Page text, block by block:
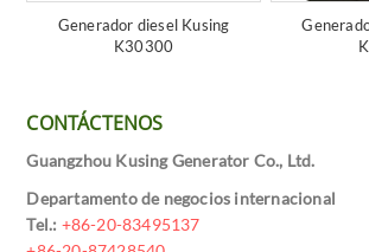
Generador diesel Kusing
K30300
CONTÁCTENOS
Guangzhou Kusing Generator Co., Ltd.
Departamento de negocios internacional
Tel.: +86-20-83495137